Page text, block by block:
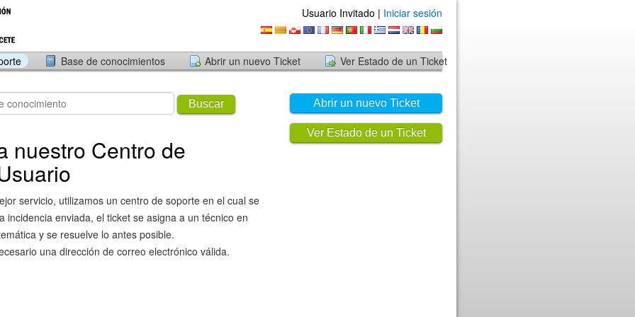
Usuario Invitado | Iniciar sesión
Base de conocimientos Abrir un nuevo Ticket Ver Estado de un Ticket
Abrir un nuevo Ticket
Ver Estado de un Ticket
Buscar
nuestro Centro de
servicio, utilizamos un centro de soporte en el cual se
incidencia enviada, el ticket se asigna a un técnico en
y se resuelve lo antes posible.
una dirección de correo electrónico válida.